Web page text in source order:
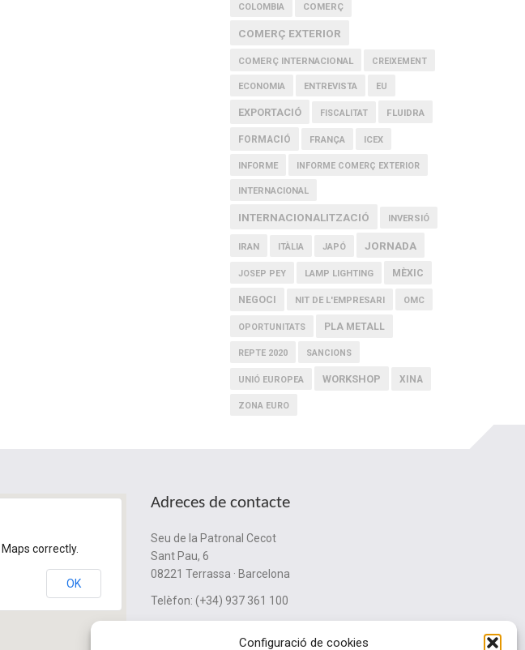
Configuració de cookies
COLOMBIA COMERÇ
COMERÇ EXTERIOR
COMERÇ INTERNACIONAL CREIXEMENT
ECONOMIA ENTREVISTA EU
EXPORTACIÓ FISCALITAT FLUIDRA
FORMACIÓ FRANÇA ICEX
INFORME INFORME COMERÇ EXTERIOR
INTERNACIONAL
INTERNACIONALITZACIÓ INVERSIÓ
IRAN ITÀLIA JAPÓ JORNADA
JOSEP PEY LAMP LIGHTING MÈXIC
NEGOCI NIT DE L'EMPRESARI OMC
OPORTUNITATS PLA METALL
REPTE 2020 SANCIONS
UNIÓ EUROPEA WORKSHOP XINA
ZONA EURO
correctly.
OK
Adreces de contacte
Seu de la Patronal Cecot
Sant Pau, 6
08221 Terrassa · Barcelona
Telèfon: (+34) 937 361 100